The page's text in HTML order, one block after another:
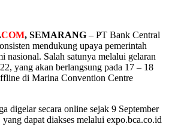
COM, SEMARANG – PT Bank Central
mendukung upaya pemerintah
nasional. Salah satunya melalui gelaran
yang akan berlangsung pada 17 – 18
di Marina Convention Centre
digelar secara online sejak 9 September
dapat diakses melalui expo.bca.co.id